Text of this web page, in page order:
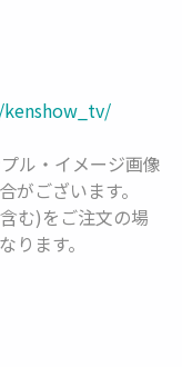
ル・イメージ画像
がございます。
む)をご注文の場
ります。